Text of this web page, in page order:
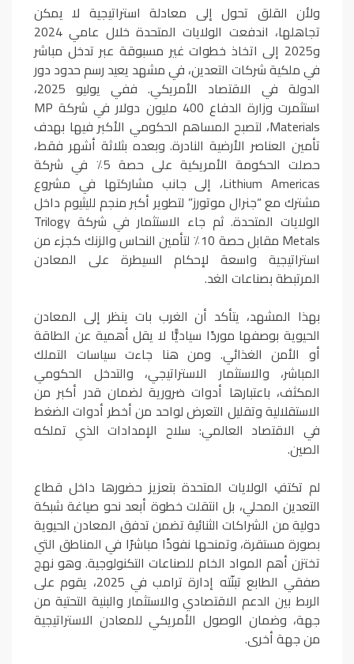
ولأن القلق تحول إلى معادلة استراتيجية لا يمكن
تجاهلها، اندفعت الولايات المتحدة خلال عامي 2024
و2025 إلى اتخاذ خطوات غير مسبوقة عبر تدخل مباشر
في ملكية شركات التعدين، في مشهد يعيد رسم حدود دور
الدولة في الاقتصاد الأمريكي. ففي يوليو 2025،
استثمرت وزارة الدفاع 400 مليون دولار في شركة MP
Materials، لتصبح المساهم الحكومي الأكبر فيها بهدف
تأمين العناصر الأرضية النادرة. وبعده بثلاثة أشهر فقط،
حصلت الحكومة الأمريكية على حصة 5٪ في شركة
Lithium Americas، إلى جانب مشاركتها في مشروع
مشترك مع “جنرال موتورز” لتطوير أكبر منجم لليثيوم داخل
الولايات المتحدة. ثم جاء الاستثمار في شركة Trilogy
Metals مقابل حصة 10٪ لتأمين النحاس والزنك كجزء من
استراتيجية واسعة لإحكام السيطرة على المعادن
المرتبطة بصناعات الغد.
بهذا المشهد، يتأكد أن الغرب بات ينظر إلى المعادن
الحيوية بوصفها موردًا سياديًّا لا يقل أهمية عن الطاقة
أو الأمن الغذائي. ومن هنا جاءت سياسات التملك
المباشر، والاستثمار الاستراتيجي، والتدخل الحكومي
المكثف، باعتبارها أدوات ضرورية لضمان قدر أكبر من
الاستقلالية وتقليل التعرض لواحد من أخطر أدوات الضغط
في الاقتصاد العالمي: سلاح الإمدادات الذي تملكه
الصين.
لم تكتفِ الولايات المتحدة بتعزيز حضورها داخل قطاع
التعدين المحلي، بل انتقلت خطوة أبعد نحو صياغة شبكة
دولية من الشراكات الثنائية تضمن تدفق المعادن الحيوية
بصورة مستقرة، وتمنحها نفوذًا مباشرًا في المناطق التي
تختزن أهم المواد الخام للصناعات التكنولوجية. وهو نهج
صفقي الطابع تبنّته إدارة ترامب في 2025، يقوم على
الربط بين الدعم الاقتصادي والاستثمار والبنية التحتية من
جهة، وضمان الوصول الأمريكي للمعادن الاستراتيجية
من جهة أخرى.